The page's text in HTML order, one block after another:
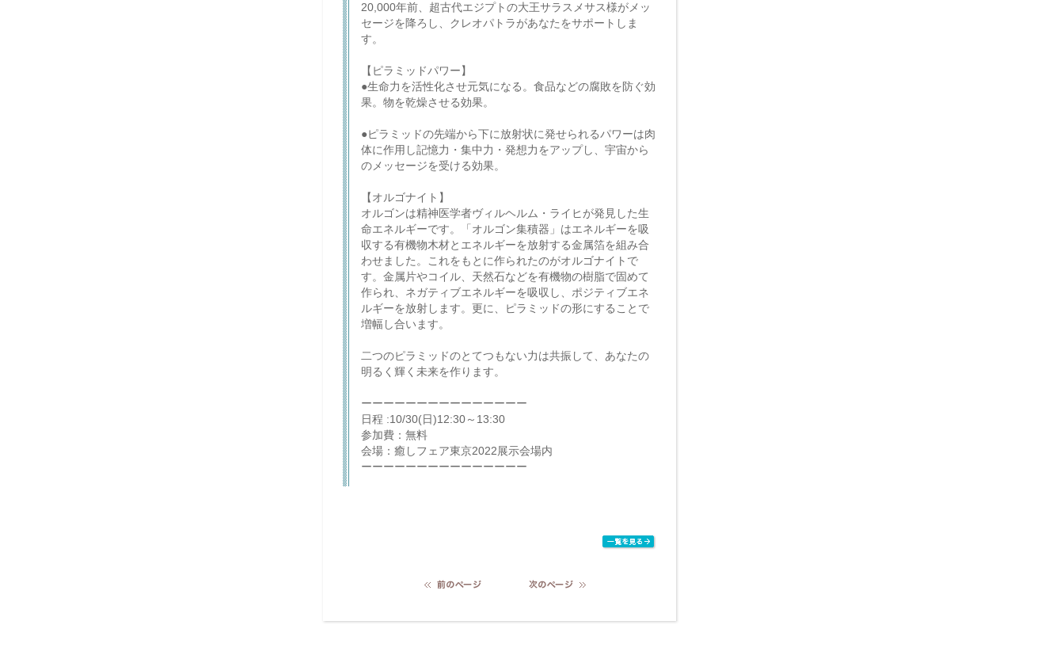
20,000年前、超古代エジプトの大王サラスメサス様がメッ
セージを降ろし、クレオパトラがあなたをサポートしま
す。
【ピラミッドパワー】
●生命力を活性化させ元気になる。食品などの腐敗を防ぐ効
果。物を乾燥させる効果。
●ピラミッドの先端から下に放射状に発せられるパワーは肉
体に作用し記憶力・集中力・発想力をアップし、宇宙から
のメッセージを受ける効果。
【オルゴナイト】
オルゴンは精神医学者ヴィルヘルム・ライヒが発見した生
命エネルギーです。「オルゴン集積器」はエネルギーを吸
収する有機物木材とエネルギーを放射する金属箔を組み合
わせました。これをもとに作られたのがオルゴナイトで
す。金属片やコイル、天然石などを有機物の樹脂で固めて
作られ、ネガティブエネルギーを吸収し、ポジティブエネ
ルギーを放射します。更に、ピラミッドの形にすることで
増幅し合います。
二つのピラミッドのとてつもない力は共振して、あなたの
明るく輝く未来を作ります。
ーーーーーーーーーーーーーーー
日程 :10/30(日)12:30～13:30
参加費：無料
会場：癒しフェア東京2022展示会場内
ーーーーーーーーーーーーーーー